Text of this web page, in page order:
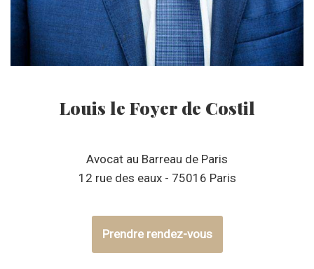
Louis le Foyer de Costil
Avocat au Barreau de Paris
12 rue des eaux - 75016 Paris
Prendre rendez-vous